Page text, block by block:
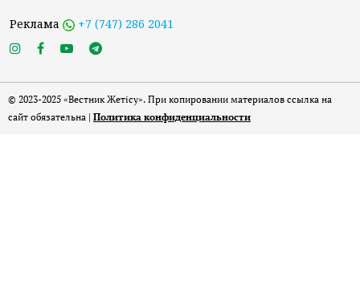
Реклама +7 (747) 286 2041
© 2023-2025 «Вестник Жетісу». При копировании материалов ссылка на
сайт обязательна | Политика конфиденциальности